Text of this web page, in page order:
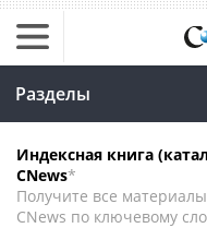
Разделы
Индексная книга
CNews*
Получите все материалы
CNews по ключевому